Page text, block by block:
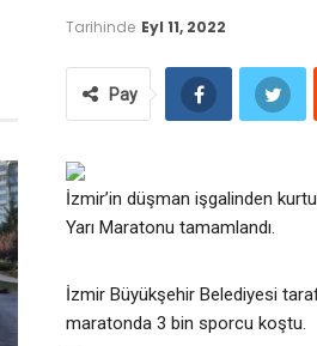
Tarihinde Eyl 11, 2022
Pay
İzmir’in düşman işgalinden
Yarı Maratonu tamamlandı.
İzmir Büyükşehir Belediyesi
maratonda 3 bin sporcu koştu.